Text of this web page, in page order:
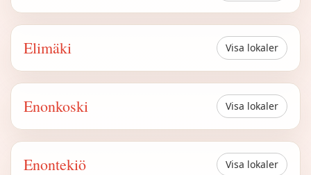
Elimäki Visa lokaler
Enonkoski Visa lokaler
Enontekiö Visa lokaler